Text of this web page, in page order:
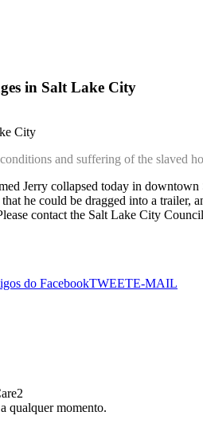
in Salt Lake City
City
and suffering of the slaved
Jerry collapsed today in
that he could be dragged into a trailer,
contact the Salt Lake City
do FacebookTWEETE-MAIL
a qualquer momento.